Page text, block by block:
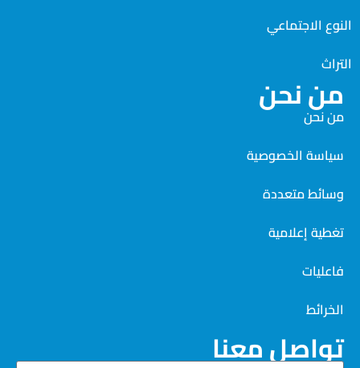
النوع الاجتماعي
التراث
من نحن
من نحن
سياسة الخصوصية
وسائط متعددة
تغطية إعلامية
فاعليات
الخرائط
تواصل معنا